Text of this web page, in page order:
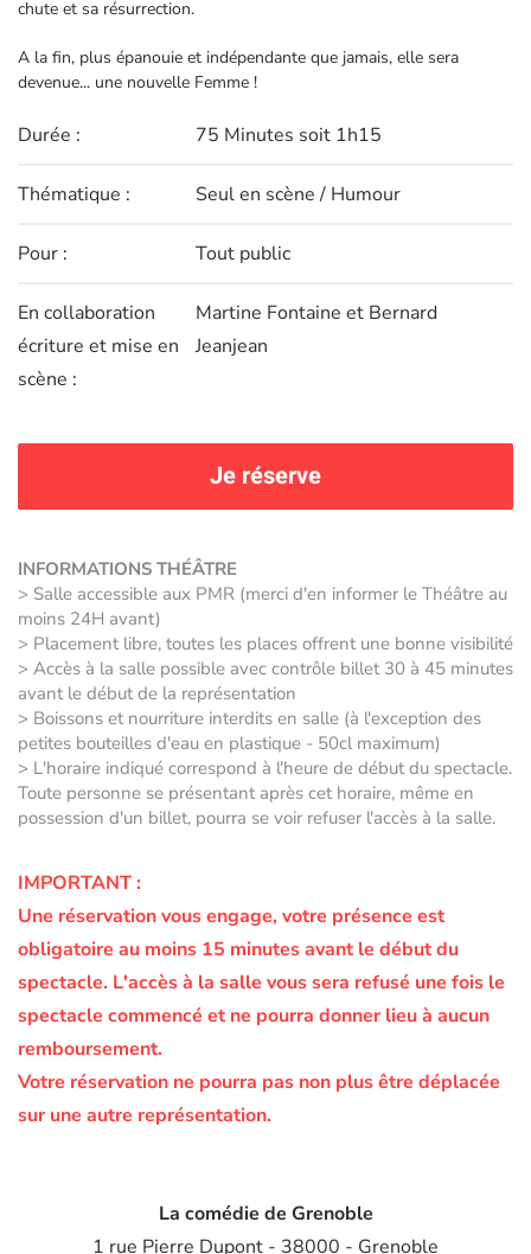
chute et sa résurrection.
A la fin, plus épanouie et indépendante que jamais, elle sera
devenue... une nouvelle Femme !
Durée : 75 Minutes soit 1h15
Thématique : Seul en scène / Humour
Pour : Tout public
En collaboration
écriture et mise en
scène :
Martine Fontaine et Bernard
Jeanjean
Je réserve
INFORMATIONS THÉÂTRE
> Salle accessible aux PMR (merci d'en informer le Théâtre au
moins 24H avant)
> Placement libre, toutes les places offrent une bonne visibilité
> Accès à la salle possible avec contrôle billet 30 à 45 minutes
avant le début de la représentation
> Boissons et nourriture interdits en salle (à l'exception des
petites bouteilles d'eau en plastique - 50cl maximum)
> L'horaire indiqué correspond à l'heure de début du spectacle.
Toute personne se présentant après cet horaire, même en
possession d'un billet, pourra se voir refuser l'accès à la salle.
IMPORTANT :
Une réservation vous engage, votre présence est
obligatoire au moins 15 minutes avant le début du
spectacle. L'accès à la salle vous sera refusé une fois le
spectacle commencé et ne pourra donner lieu à aucun
remboursement.
Votre réservation ne pourra pas non plus être déplacée
sur une autre représentation.
La comédie de Grenoble
1 rue Pierre Dupont - 38000 - Grenoble